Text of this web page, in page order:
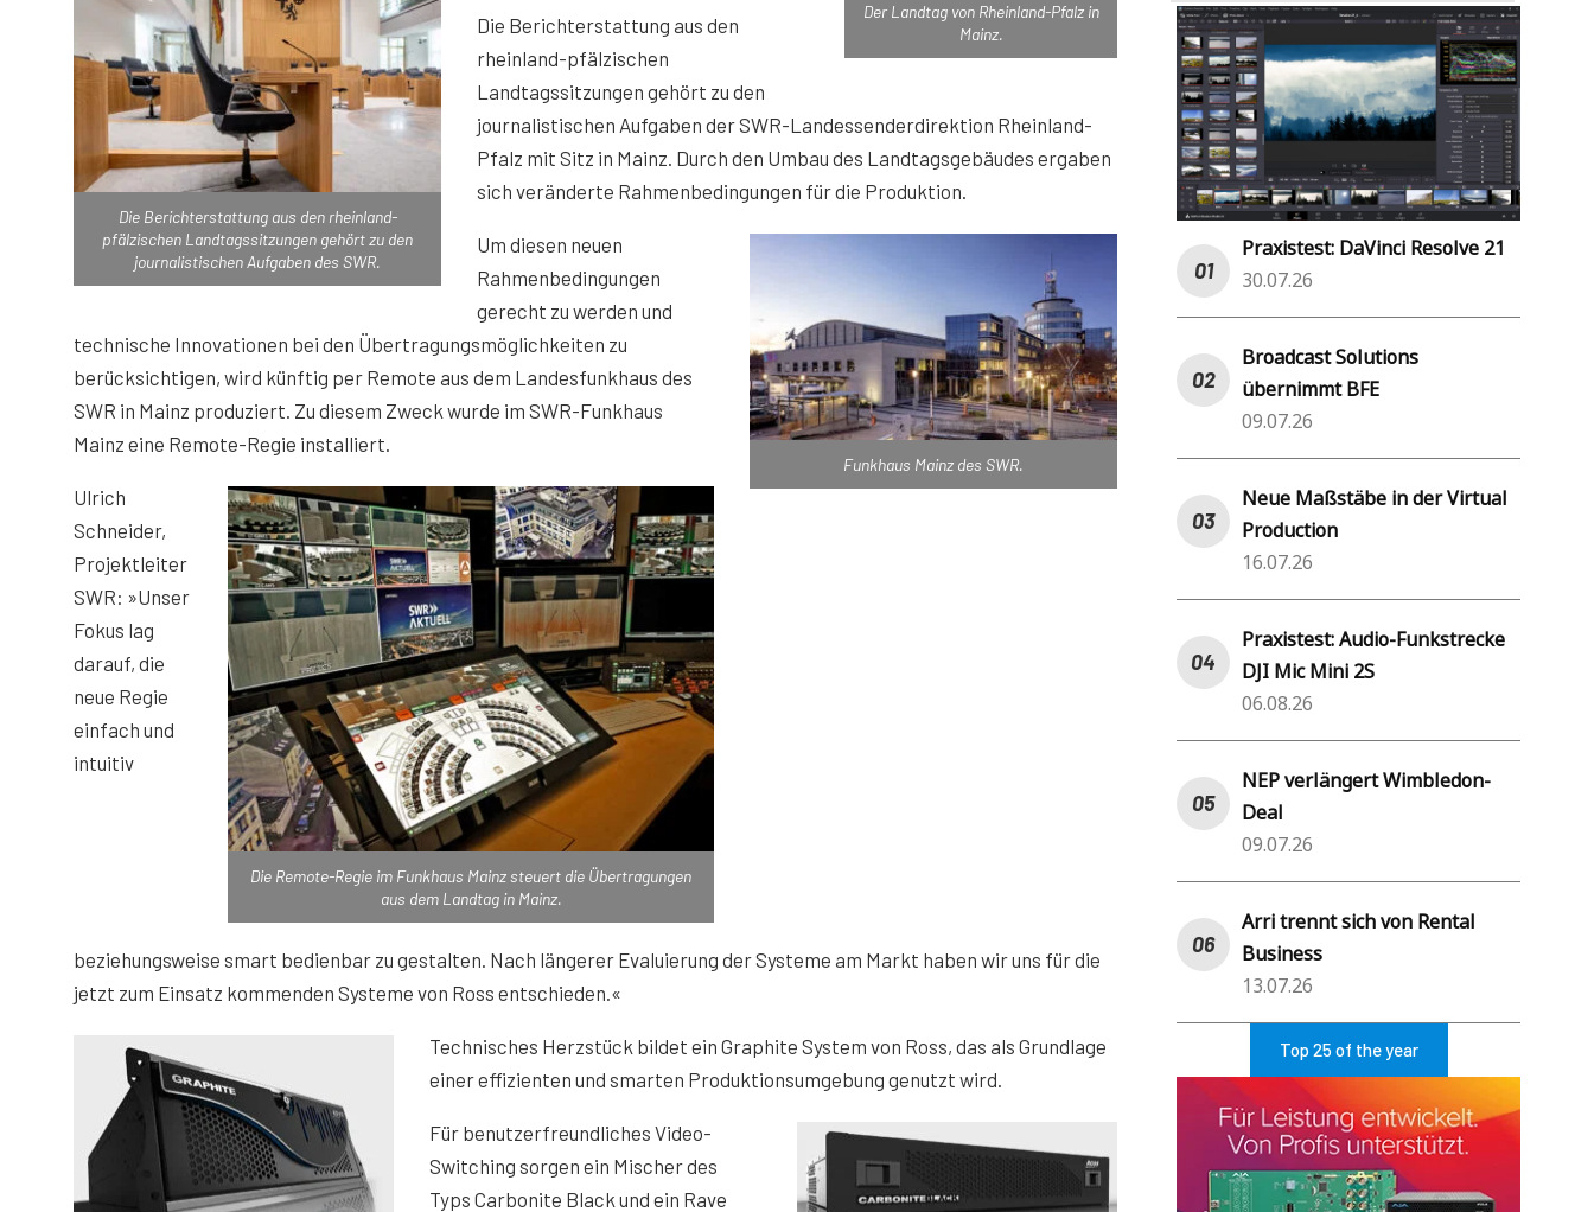
Der Landtag von Rheinland-Pfalz in
Mainz.
Die Berichterstattung aus den rheinland-
pfälzischen Landtagssitzungen gehört zu den
journalistischen Aufgaben des SWR.
Die Berichterstattung aus den
rheinland-pfälzischen
Landtagssitzungen gehört zu den
journalistischen Aufgaben der SWR-Landessenderdirektion Rheinland-
Pfalz mit Sitz in Mainz. Durch den Umbau des Landtagsgebäudes ergaben
sich veränderte Rahmenbedingungen für die Produktion.
Funkhaus Mainz des SWR.
Um diesen neuen
Rahmenbedingungen
gerecht zu werden und
technische Innovationen bei den Übertragungsmöglichkeiten zu
berücksichtigen, wird künftig per Remote aus dem Landesfunkhaus des
SWR in Mainz produziert. Zu diesem Zweck wurde im SWR-Funkhaus
Mainz eine Remote-Regie installiert.
Die Remote-Regie im Funkhaus Mainz steuert die Übertragungen
aus dem Landtag in Mainz.
Ulrich
Schneider,
Projektleiter
SWR: »Unser
Fokus lag
darauf, die
neue Regie
einfach und
intuitiv
beziehungsweise smart bedienbar zu gestalten. Nach längerer Evaluierung der Systeme am Markt haben wir uns für die
jetzt zum Einsatz kommenden Systeme von Ross entschieden.«
Technisches Herzstück bildet ein Graphite System von Ross, das als Grundlage
einer effizienten und smarten Produktionsumgebung genutzt wird.
Für benutzerfreundliches Video-
Switching sorgen ein Mischer des
Typs Carbonite Black und ein Rave
Praxistest: DaVinci Resolve 21
30.07.26
Broadcast Solutions
übernimmt BFE
09.07.26
Neue Maßstäbe in der Virtual
Production
16.07.26
Praxistest: Audio-Funkstrecke
DJI Mic Mini 2S
06.08.26
NEP verlängert Wimbledon-
Deal
09.07.26
Arri trennt sich von Rental
Business
13.07.26
Top 25 of the year